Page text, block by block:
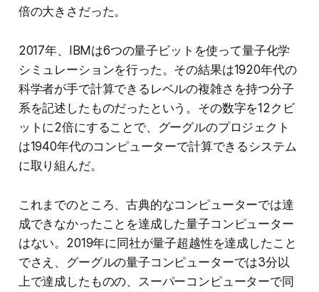
倍の大きさだった。
2017年、IBMは6つの量子ビットを使って量子化学
シミュレーションを行った。その結果は1920年代の
科学者が手で計算できるレベルの複雑さを持つ分子
系を記述したものだったという。その数字を12クビ
ットに2倍にすることで、グーグルのプロジェクト
は1940年代のコンピューターで計算できるシステム
に取り組んだ。
これまでのところ、古典的なコンピューターでは達
成できなかったことを達成した量子コンピューター
はない。2019年に同社が量子超越性を達成したこと
でさえ、グーグルの量子コンピューターでは3分以
上で達成したものの、スーパーコンピューターで同